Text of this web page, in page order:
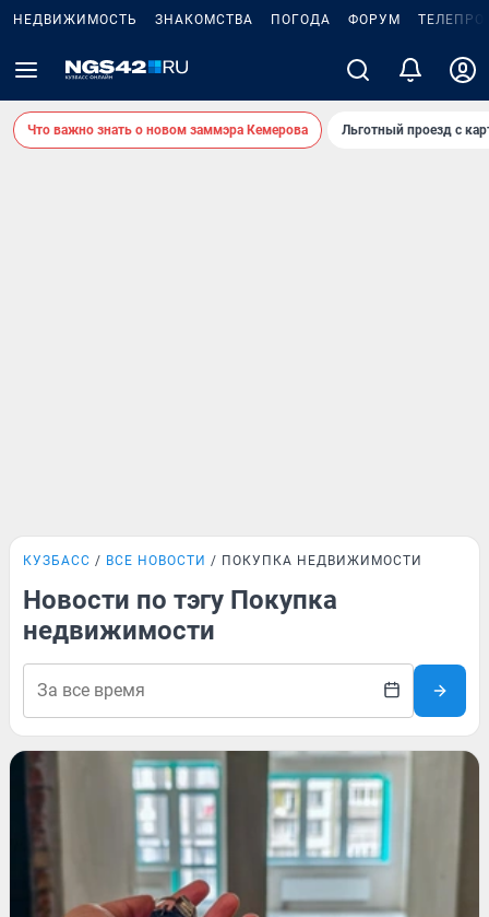
НЕДВИЖИМОСТЬ ЗНАКОМСТВА ПОГОДА ФОРУМ
Что важно знать о новом заммэра Кемерова Льготный проезд с
КУЗБАСС ВСЕ НОВОСТИ ПОКУПКА НЕДВИЖИМОСТИ
Новости по тэгу Покупка
недвижимости